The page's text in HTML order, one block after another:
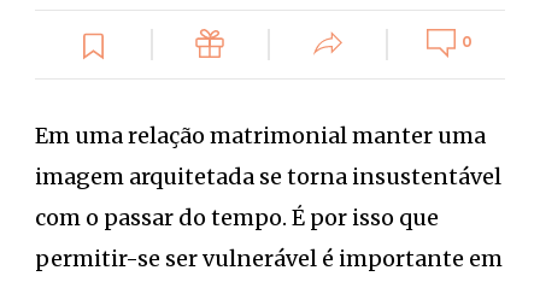
0
Em uma relação matrimonial manter uma
imagem arquitetada se torna insustentável
com o passar do tempo. É por isso que
permitir-se ser vulnerável é importante em